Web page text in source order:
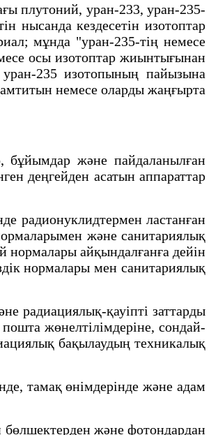
плутоний, уран-233, уран-235-
нысанда кездесетін изотоптар
мұнда "уран-235-тің немесе
осы изотоптар жиынтығынан
уран-235 изотопының пайызына
немесе оларды жаңғырта
бұйымдар және пайдаланылған
деңгейден асатын аппараттар
радионуклидтермен ластанған
және санитариялық
нормалары айқындалғанға дейін
нормалары мен санитариялық
радиациялық-қауіпті заттарды
жөнелтілімдеріне, сондай-
бақылаудың техникалық
тамақ өнімдерінде және адам
бөлшектерден және фотондардан